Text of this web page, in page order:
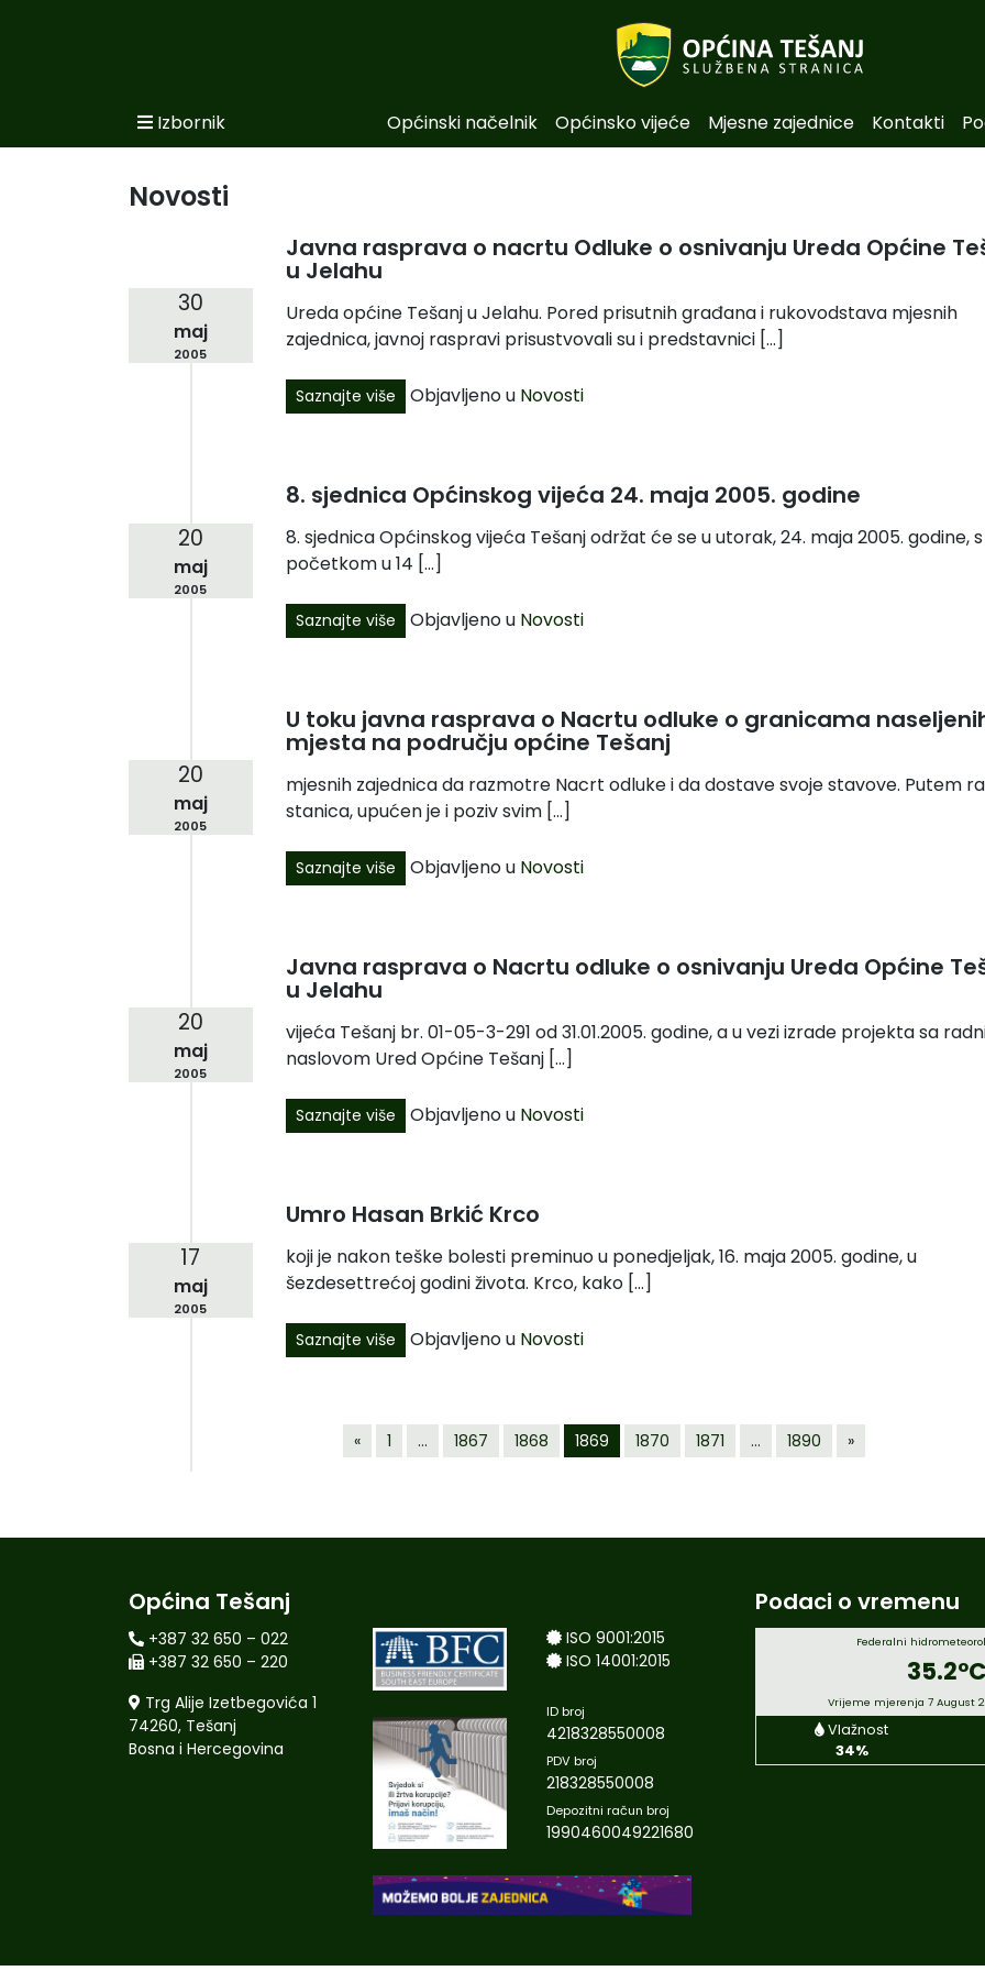
Izbornik Općinski načelnik Općinsko vijeće Mjesne zajednice Kontakti
Novosti po kategorijama
Općinsko vijeće
Novosti
30
maj
2005
Javna rasprava o nacrtu Odluke o osnivanju Ureda Općine
u Jelahu
Ureda općine Tešanj u Jelahu. Pored prisutnih građana i rukovodstava mjesnih
zajednica, javnoj raspravi prisustvovali su i predstavnici […]
Saznajte više Objavljeno u Novosti
20
maj
2005
8. sjednica Općinskog vijeća 24. maja 2005. godine
8. sjednica Općinskog vijeća Tešanj održat će se u utorak, 24. maja 2005. godine, s
početkom u 14 […]
Saznajte više Objavljeno u Novosti
20
maj
2005
U toku javna rasprava o Nacrtu odluke o granicama
mjesta na području općine Tešanj
mjesnih zajednica da razmotre Nacrt odluke i da dostave svoje stavove. Putem
stanica, upućen je i poziv svim […]
Saznajte više Objavljeno u Novosti
20
maj
2005
Javna rasprava o Nacrtu odluke o osnivanju Ureda Općine
u Jelahu
vijeća Tešanj br. 01-05-3-291 od 31.01.2005. godine, a u vezi izrade projekta sa
naslovom Ured Općine Tešanj […]
Saznajte više Objavljeno u Novosti
17
maj
2005
Umro Hasan Brkić Krco
koji je nakon teške bolesti preminuo u ponedjeljak, 16. maja 2005. godine, u
šezdesettrećoj godini života. Krco, kako […]
Saznajte više Objavljeno u Novosti
« 1 … 1867 1868 1869 1870 1871 … 1890 »
Općina Tešanj
+387 32 650 – 022
+387 32 650 – 220
Trg Alije Izetbegovića 1
74260, Tešanj
Bosna i Hercegovina
ISO 9001:2015
ISO 14001:2015
ID broj
4218328550008
PDV broj
218328550008
Depozitni račun broj
1990460049221680
Podaci o vremenu
Federalni
Vrijeme mjerenja 7 August
Vlažnost
34%